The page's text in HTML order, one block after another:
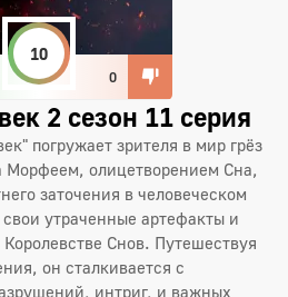
10
0
2 сезон 11 серия
погружает зрителя в мир грёз
Морфеем, олицетворением Сна,
заточения в человеческом
утраченные артефакты и
Снов. Путешествуя
он сталкивается с
интриг, и важных